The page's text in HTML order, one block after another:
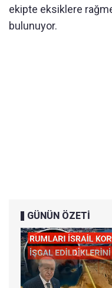
ekipte eksiklere
bulunuyor.
GÜNÜN ÖZETİ